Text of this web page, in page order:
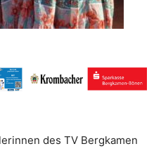
des TV Bergkamen